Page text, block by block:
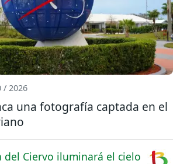
/ 2026
una fotografía captada en el